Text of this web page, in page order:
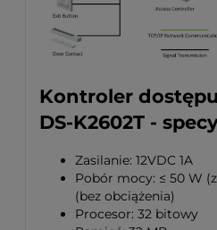
Kontroler
DS-K2602T -
Zasilanie: 12VDC 1A
Pobór mocy: ≤ 50 W
(bez obciążenia)
Procesor: 32 bitowy